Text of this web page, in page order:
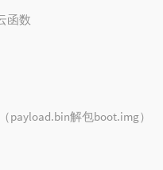
函数
payload.bin解包boot.img）